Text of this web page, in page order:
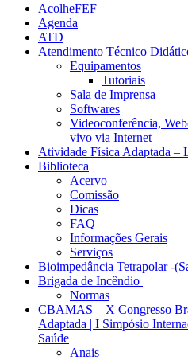
AcolheFEF
Agenda
ATD
Atendimento Técnico
Equipamentos
Tutoriais
Sala de Imprensa
Softwares
Videoconferência,
vivo via Internet
Atividade Física Adaptada –
Biblioteca
Acervo
Comissão
Dicas
FAQ
Informações Gerais
Serviços
Bioimpedância Tetrapolar -
Brigada de Incêndio
Normas
CBAMAS – X Congresso
Adaptada | I Simpósio
Saúde
Anais